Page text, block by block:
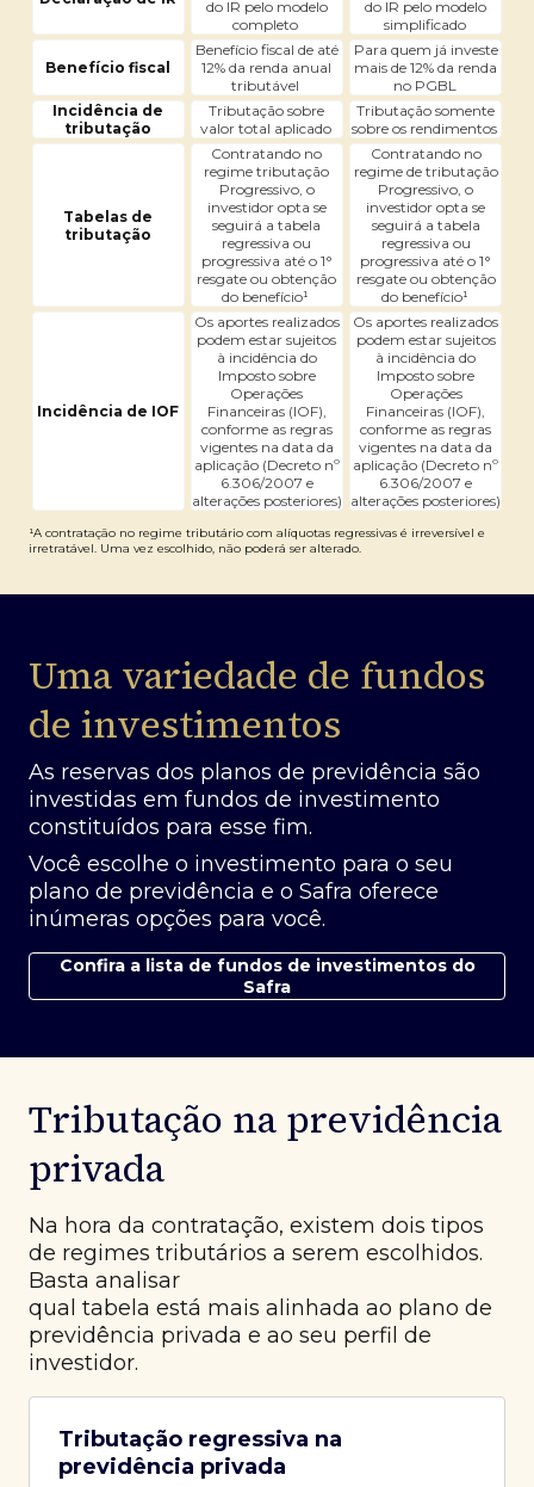
do IR pelo modelo
completo
do IR pelo modelo
simplificado
Benefício fiscal
Benefício fiscal de até
12% da renda anual
tributável
Para quem já investe
mais de 12% da renda
no PGBL
Incidência de
tributação
Tributação sobre
valor total aplicado
Tributação somente
sobre os rendimentos
Tabelas de
tributação
Contratando no
regime tributação
Progressivo, o
investidor opta se
seguirá a tabela
regressiva ou
progressiva até o 1°
resgate ou obtenção
do benefício¹
Contratando no
regime de tributação
Progressivo, o
investidor opta se
seguirá a tabela
regressiva ou
progressiva até o 1°
resgate ou obtenção
do benefício¹
Incidência de IOF
Os aportes realizados
podem estar sujeitos
à incidência do
Imposto sobre
Operações
Financeiras (IOF),
conforme as regras
vigentes na data da
aplicação (Decreto nº
6.306/2007 e
alterações posteriores)
Os aportes realizados
podem estar sujeitos
à incidência do
Imposto sobre
Operações
Financeiras (IOF),
conforme as regras
vigentes na data da
aplicação (Decreto nº
6.306/2007 e
alterações posteriores)
¹A contratação no regime tributário com alíquotas regressivas é irreversível e
irretratável. Uma vez escolhido, não poderá ser alterado.
Uma variedade de fundos
de investimentos
As reservas dos planos de previdência são
investidas em fundos de investimento
constituídos para esse fim.
Você escolhe o investimento para o seu
plano de previdência e o Safra oferece
inúmeras opções para você.
Confira a lista de fundos de investimentos do
Safra
Tributação na previdência
privada
Na hora da contratação, existem dois tipos
de regimes tributários a serem escolhidos.
Basta analisar
qual tabela está mais alinhada ao plano de
previdência privada e ao seu perfil de
investidor.
Tributação regressiva na
previdência privada